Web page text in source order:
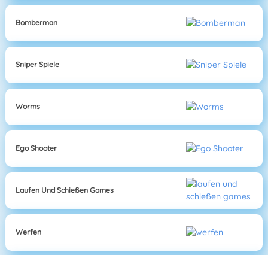
Bomberman
Sniper Spiele
Worms
Ego Shooter
Laufen Und Schießen Games
Werfen